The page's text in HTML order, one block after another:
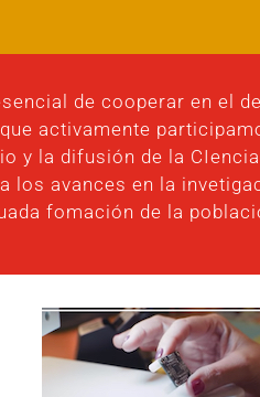
de cooperar en el
activamente
y la difusión de la
los avances en la
fomación de la